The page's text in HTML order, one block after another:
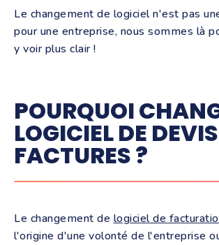
Le changement de logiciel n'est pas
pour une entreprise, nous sommes là
y voir plus clair !
POURQUOI
LOGICIEL DE
FACTURES ?
Le changement de logiciel de
l'origine d'une volonté de l'entreprise